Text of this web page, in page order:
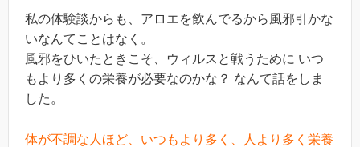
私の体験談からも、アロエを飲んでるから風邪引かな
いなんてことはなく。
風邪をひいたときこそ、ウィルスと戦うために いつ
もより多くの栄養が必要なのかな？ なんて話をしま
した。
体が不調な人ほど、いつもより多く、人より多く栄養